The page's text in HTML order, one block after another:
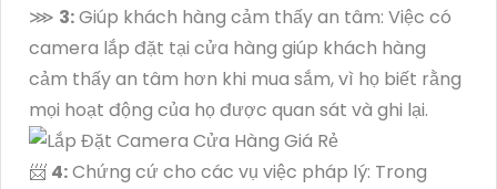
⋙ 3:Giúp khách hàng cảm thấy an tâm: Việc có
camera lắp đặt tại cửa hàng giúp khách hàng
cảm thấy an tâm hơn khi mua sắm, vì họ biết rằng
mọi hoạt động của họ được quan sát và ghi lại.
📨 4:Chứng cứ cho các vụ việc pháp lý: Trong